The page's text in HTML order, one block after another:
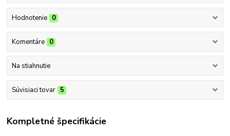
Hodnotenie 0
Komentáre 0
Na stiahnutie
Súvisiaci tovar 5
Kompletné špecifikácie